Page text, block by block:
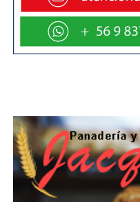
«por contribuir a la
prevención de incendios